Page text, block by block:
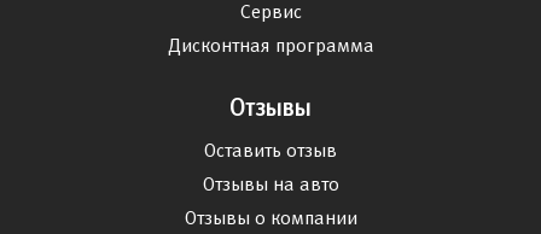
Сервис
Дисконтная программа
Отзывы
Оставить отзыв
Отзывы на авто
Отзывы о компании